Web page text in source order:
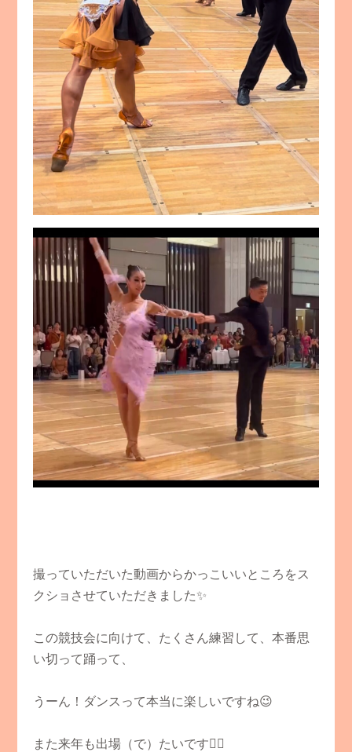
撮っていただいた動画からかっこいいところをス
クショさせていただきました✨
この競技会に向けて、たくさん練習して、本番思
い切って踊って、
うーん！ダンスって本当に楽しいですね😉
また来年も出場（で）たいです👍🏻